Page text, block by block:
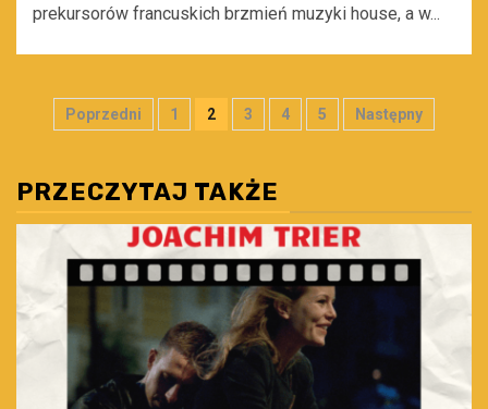
prekursorów francuskich brzmień muzyki house, a w...
Stronicowanie
Poprzedni 1 2 3 4 5 Następny
PRZECZYTAJ TAKŻE